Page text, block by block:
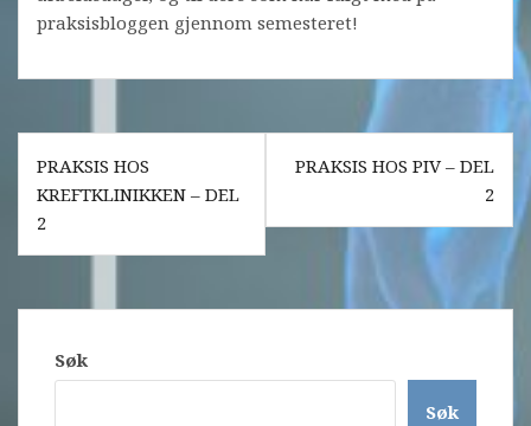
praksisbloggen gjennom semesteret!
Innleggsnavigasjon
PRAKSIS HOS
KREFTKLINIKKEN – DEL
2
PRAKSIS HOS PIV – DEL
2
Søk
Søk